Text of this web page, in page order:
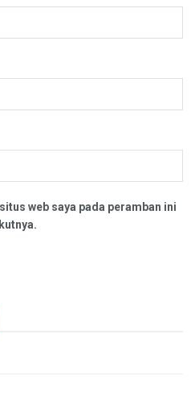
web saya pada peramban ini